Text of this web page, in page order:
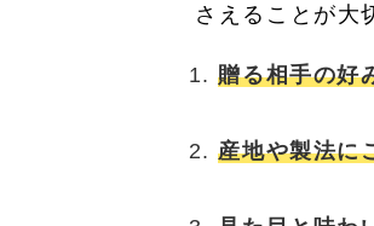
さえることが大
贈る相手の好
産地や製法に